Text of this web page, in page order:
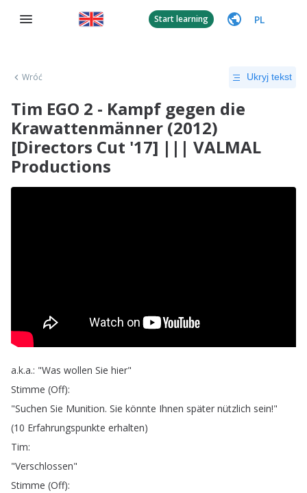
Start learning PL
Wróć Ukryj tekst
Tim EGO 2 - Kampf gegen die
Krawattenmänner (2012)
[Directors Cut '17] ||| VALMAL
Productions
a.k.a.: "Was wollen Sie hier"
Stimme (Off):
"Suchen Sie Munition. Sie könnte Ihnen später nützlich sein!"
(10 Erfahrungspunkte erhalten)
Tim:
"Verschlossen"
Stimme (Off):